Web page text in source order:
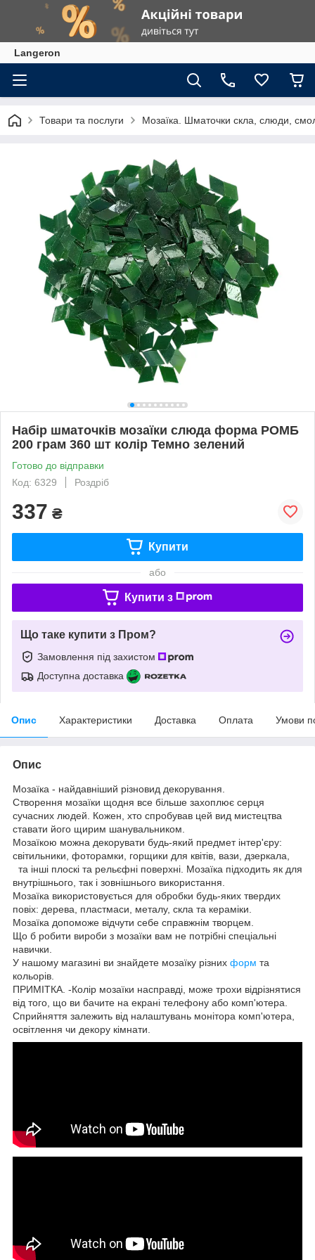
Langeron
Товари та послуги Мозаїка. Шматочки скла, слюди,
Набір шматочків мозаїки слюда форма РОМБ
200 грам 360 шт колір Темно зелений
Готово до відправки
Код: 6329
Роздріб
337 ₴
Купити
або
Купити з
Що таке купити з Пром?
Замовлення під захистом
Доступна доставка
Опис Характеристики Доставка Оплата Умови
Опис
Мозаїка - найдавніший різновид декорування.
Створення мозаїки щодня все більше захоплює серця
сучасних людей. Кожен, хто спробував цей вид мистецтва
ставати його щирим шанувальником.
Мозаїкою можна декорувати будь-який предмет інтер'єру:
світильники, фоторамки, горщики для квітів, вази, дзеркала,
та інші плоскі та рельєфні поверхні. Мозаїка підходить як для
внутрішнього, так і зовнішнього використання.
Мозаїка використовується для обробки будь-яких твердих
повіх: дерева, пластмаси, металу, скла та кераміки.
Мозаїка допоможе відчути себе справжнім творцем.
Що б робити вироби з мозаїки вам не потрібні спеціальні
навички.
У нашому магазині ви знайдете мозаїку різних форм та
кольорів.
ПРИМІТКА. -Колір мозаїки насправді, може трохи відрізнятися
від того, що ви бачите на екрані телефону або комп'ютера.
Сприйняття залежить від налаштувань монітора комп'ютера,
освітлення чи декору кімнати.